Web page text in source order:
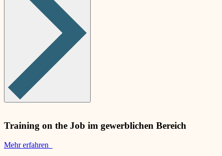
Training on the Job im gewerblichen Bereich
Mehr erfahren